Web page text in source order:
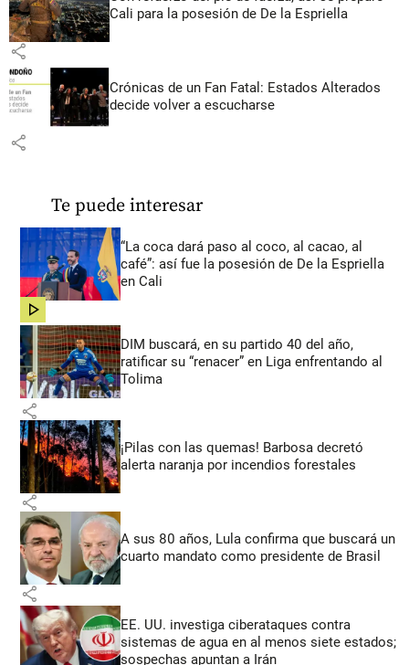
Cali para la posesión de De la Espriella
share
Crónicas de un Fan Fatal: Estados Alterados
decide volver a escucharse
share
Te puede interesar
“La coca dará paso al coco, al cacao, al
café”: así fue la posesión de De la Espriella
en Cali
share
DIM buscará, en su partido 40 del año,
ratificar su “renacer” en Liga enfrentando al
Tolima
share
¡Pilas con las quemas! Barbosa decretó
alerta naranja por incendios forestales
share
A sus 80 años, Lula confirma que buscará un
cuarto mandato como presidente de Brasil
share
EE. UU. investiga ciberataques contra
sistemas de agua en al menos siete estados;
sospechas apuntan a Irán